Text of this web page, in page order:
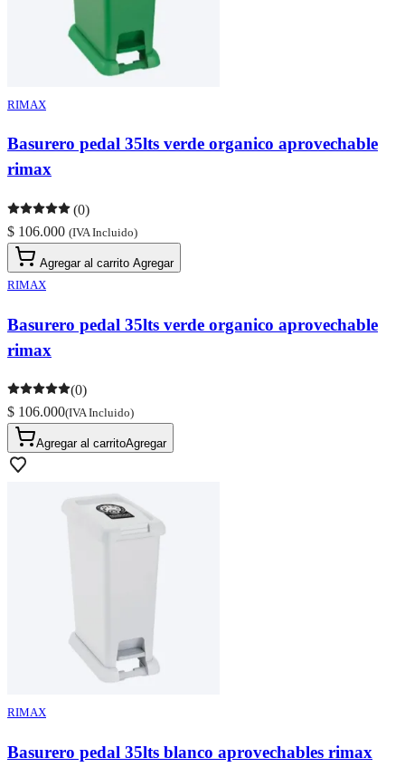
RIMAX
Basurero pedal 35lts verde organico aprovechable
rimax
(0)
$ 106.000 (IVA Incluido)
Agregar al carrito Agregar
RIMAX
Basurero pedal 35lts verde organico aprovechable
rimax
(0)
$ 106.000(IVA Incluido)
Agregar al carritoAgregar
RIMAX
Basurero pedal 35lts blanco aprovechables rimax